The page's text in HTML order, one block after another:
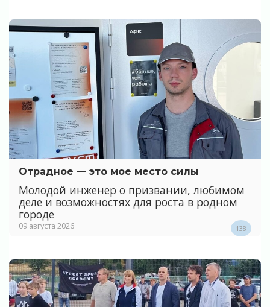
Отрадное — это мое место силы
Молодой инженер о призвании, любимом
деле и возможностях для роста в родном
городе
09 августа 2026 138